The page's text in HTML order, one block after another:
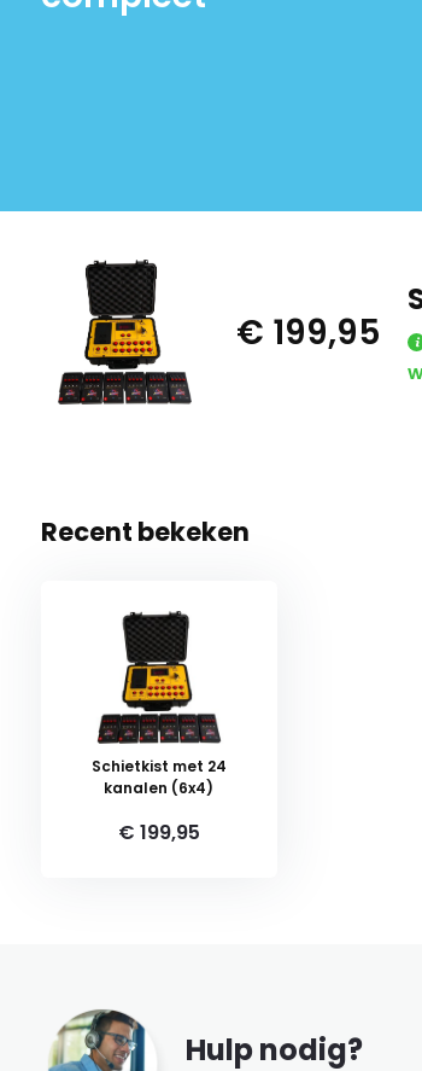
met 2 kanalen
€ 199,95
Recent bekeken
Schietkist met 24
kanalen (6x4)
€ 199,95
Hulp nodig?